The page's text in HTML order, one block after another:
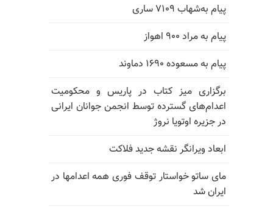
پیام به‌شهاب ۷۱۰۹ ساری
پیام به مراد ۹۰۰ اهواز
پیام به مسعوده ۱۶۹۰ دماوند
برگزاری میز کتاب در پاریس و محکومیت
اعدام‌های گسترده توسط انجمن جوانان ایرانی
در جزیره اوتویا نروژ
ابعاد ویرانگر نقشه جدید فلاکت
مای ساتو خواستار توقف فوری همه اعدامها در
ایران شد